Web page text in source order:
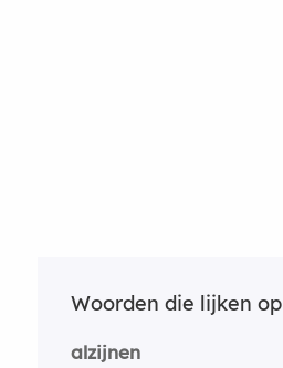
Woorden die lijken op
alzijnen